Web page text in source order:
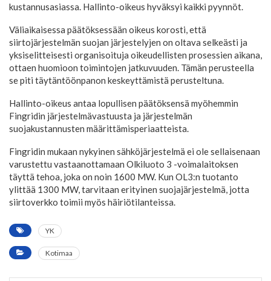
kustannusasiassa. Hallinto-oikeus hyväksyi kaikki pyynnöt.
Väliaikaisessa päätöksessään oikeus korosti, että
siirtojärjestelmän suojan järjestelyjen on oltava selkeästi ja
yksiselitteisesti organisoituja oikeudellisten prosessien aikana,
ottaen huomioon toimintojen jatkuvuuden. Tämän perusteella
se piti täytäntöönpanon keskeyttämistä perusteltuna.
Hallinto-oikeus antaa lopullisen päätöksensä myöhemmin
Fingridin järjestelmävastuusta ja järjestelmän
suojakustannusten määrittämisperiaatteista.
Fingridin mukaan nykyinen sähköjärjestelmä ei ole sellaisenaan
varustettu vastaanottamaan Olkiluoto 3 -voimalaitoksen
täyttä tehoa, joka on noin 1600 MW. Kun OL3:n tuotanto
ylittää 1300 MW, tarvitaan erityinen suojajärjestelmä, jotta
siirtoverkko toimii myös häiriötilanteissa.
YK
Kotimaa